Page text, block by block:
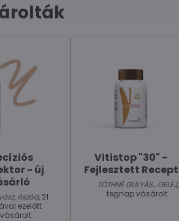
- új
Aszód, 21
ezelőtt
vásárolt.
Vitistop "30" -
Fejlesztett Recept
TÓTHNÉ GULYÁS , GELEJ,
tegnap vásárolt.